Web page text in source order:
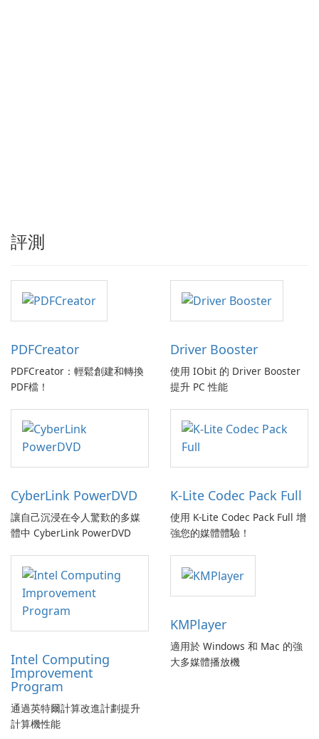
評測
PDFCreator
PDFCreator：輕鬆創建和轉換
PDF檔！
Driver Booster
使用 IObit 的 Driver Booster
提升 PC 性能
CyberLink PowerDVD
讓自己沉浸在令人驚歎的多媒
體中 CyberLink PowerDVD
K-Lite Codec Pack Full
使用 K-Lite Codec Pack Full 增
強您的媒體體驗！
Intel Computing
Improvement
Program
通過英特爾計算改進計劃提升
計算機性能
KMPlayer
適用於 Windows 和 Mac 的強
大多媒體播放機